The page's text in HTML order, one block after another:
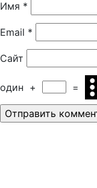
Имя *
Email *
Сайт
один + =